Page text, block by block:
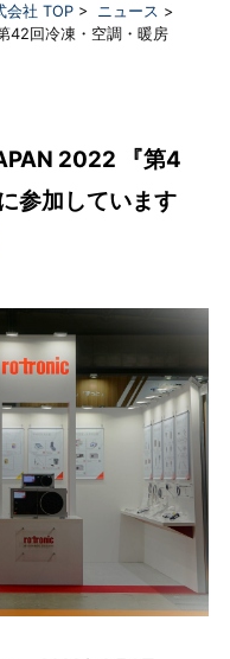
会社 TOP> ニュース >
回冷凍・空調・暖房
2022 『第4
参加しています